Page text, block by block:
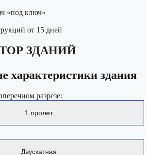
«под ключ»
от 15 дней
ЗДАНИЙ
характеристики здания
разрезе: